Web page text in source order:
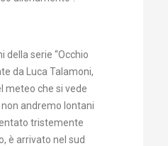
della serie “Occhio
da Luca Talamoni,
meteo che si vede
non andremo lontani
tristemente
è arrivato nel sud